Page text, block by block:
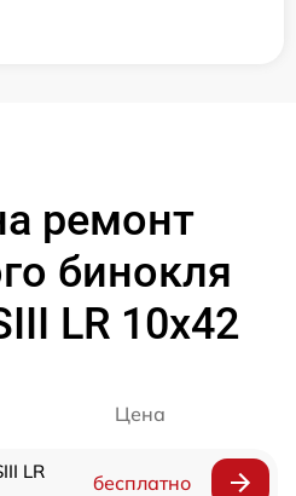
ремонт
бинокля
LR 10x42
Цена
LR
бесплатно